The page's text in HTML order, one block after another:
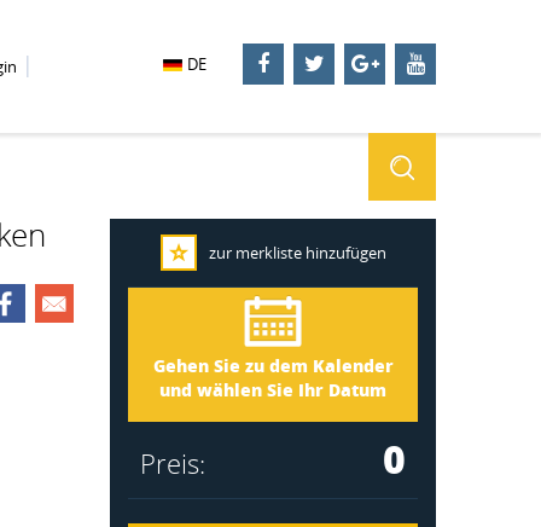
DE
zur merkliste hinzufügen
Gehen Sie zu dem Kalender
und wählen Sie Ihr Datum
Ankunft
Abreise
Preis: 0